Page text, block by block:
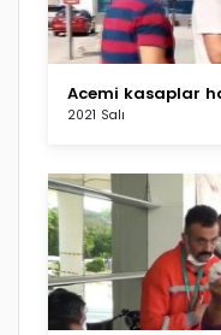
Acemi kasaplar
2021 Salı